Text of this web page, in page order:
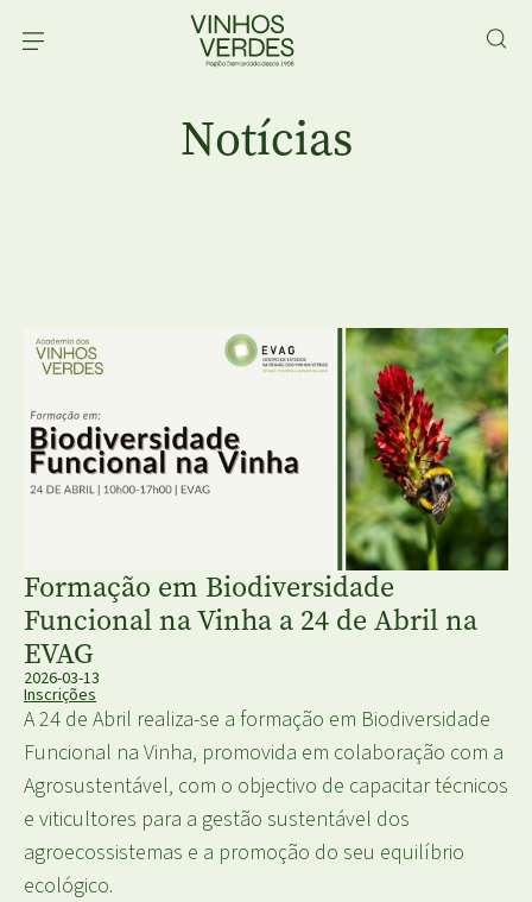
Notícias
Formação em Biodiversidade
Funcional na Vinha a 24 de Abril na
EVAG
2026-03-13
Inscrições
A 24 de Abril realiza-se a formação em Biodiversidade
Funcional na Vinha, promovida em colaboração com a
Agrosustentável, com o objectivo de capacitar técnicos
e viticultores para a gestão sustentável dos
agroecossistemas e a promoção do seu equilíbrio
ecológico.